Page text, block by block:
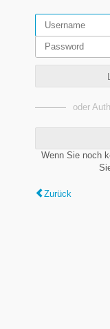
oder
Wenn Sie noch
Zurück